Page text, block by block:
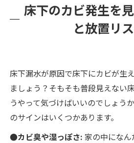
床下のカビ発生を
と放置リ
床下漏水が原因で床下にカビが生
ましょう？そもそも普段見えない
うやって気づけばいいのでしょう
のサインはいくつかあります。
●カビ臭や湿っぽさ: 家の中にな